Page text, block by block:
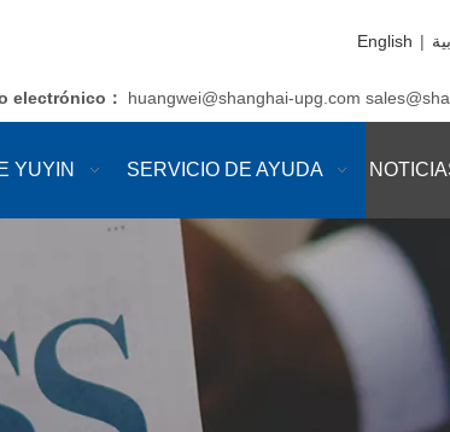
English |
electrónico ： huangwei@shanghai-upg.com
YUYIN SERVICIO DE AYUDA